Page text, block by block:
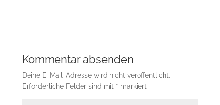
Kommentar absenden
Deine E-Mail-Adresse wird nicht veröffentlicht.
Erforderliche Felder sind mit * markiert